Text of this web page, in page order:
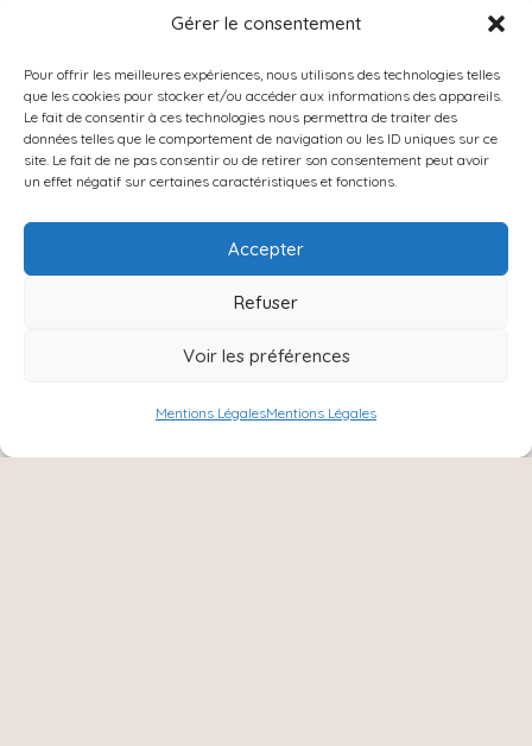
Gérer le consentement
Pour offrir les meilleures expériences, nous utilisons des technologies telles
que les cookies pour stocker et/ou accéder aux informations des appareils.
Le fait de consentir à ces technologies nous permettra de traiter des
données telles que le comportement de navigation ou les ID uniques sur ce
site. Le fait de ne pas consentir ou de retirer son consentement peut avoir
un effet négatif sur certaines caractéristiques et fonctions.
Accepter
Refuser
Voir les préférences
Mentions LégalesMentions Légales
Instagram
Contact